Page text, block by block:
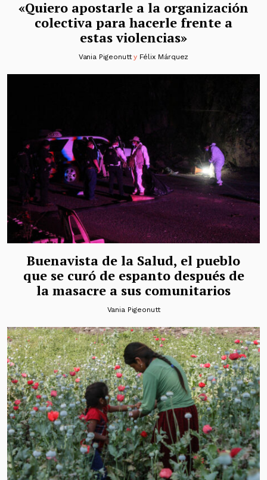
«Quiero apostarle a la organización
colectiva para hacerle frente a
estas violencias»
Vania Pigeonutty Félix Márquez
Buenavista de la Salud, el pueblo
que se curó de espanto después de
la masacre a sus comunitarios
Vania Pigeonutt